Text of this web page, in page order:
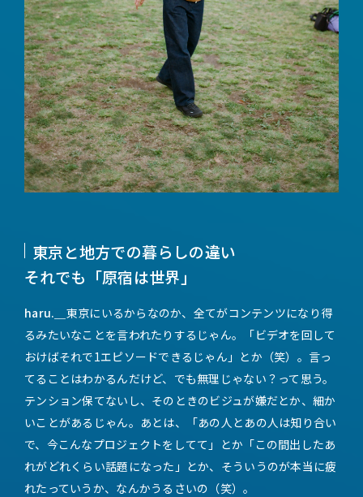
東京と地方での暮らしの違い
それでも「原宿は世界」
haru.＿ 東京にいるからなのか、全てがコンテンツになり得
るみたいなことを言われたりするじゃん。「ビデオを回して
おけばそれで1エピソードできるじゃん」とか（笑）。言っ
てることはわかるんだけど、でも無理じゃない？って思う。
テンション保てないし、そのときのビジュが嫌だとか、細か
いことがあるじゃん。あとは、「あの人とあの人は知り合い
で、今こんなプロジェクトをしてて」とか「この間出したあ
れがどれくらい話題になった」とか、そういうのが本当に疲
れたっていうか、なんかうるさいの（笑）。